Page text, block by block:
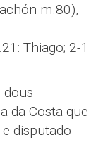
m.80),
Thiago; 2-1
dous
da Costa que
disputado